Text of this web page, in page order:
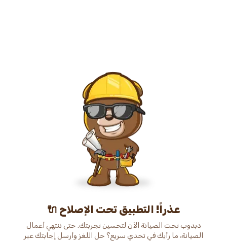
عذراً! التطبيق تحت الإصلاح 🔌
دبدوب تحت الصيانة الآن لتحسين تجربتك. حتى ننتهي أعمال
الصيانة، ما رأيك في تحدي سريع؟ حل اللغز وأرسل إجابتك عبر